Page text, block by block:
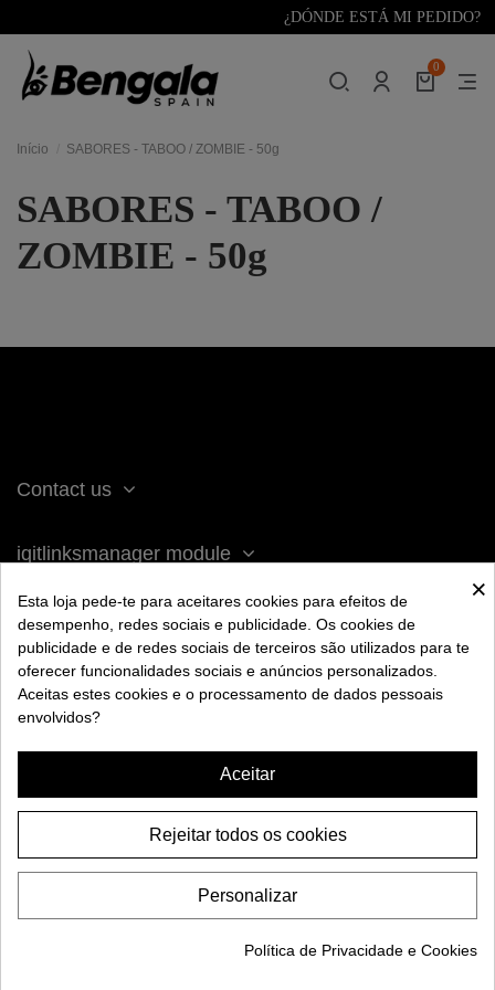
¿DÓNDE ESTÁ MI PEDIDO?
0
Início SABORES - TABOO / ZOMBIE - 50g
SABORES - TABOO /
ZOMBIE - 50g
Contact us
iqitlinksmanager module
ACERCA DE BENGALA
AYUDA
INFORMACIÓN
×
Esta loja pede-te para aceitares cookies para efeitos de
desempenho, redes sociais e publicidade. Os cookies de
publicidade e de redes sociais de terceiros são utilizados para te
oferecer funcionalidades sociais e anúncios personalizados.
Aceitas estes cookies e o processamento de dados pessoais
envolvidos?
Aceitar
Rejeitar todos os cookies
Personalizar
Política de Privacidade e Cookies